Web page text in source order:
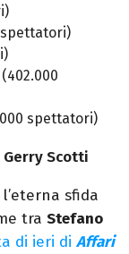
spettatori)
(402.000
spettatori)
Scotti
sfida
tra Stefano
di ieri di Affari